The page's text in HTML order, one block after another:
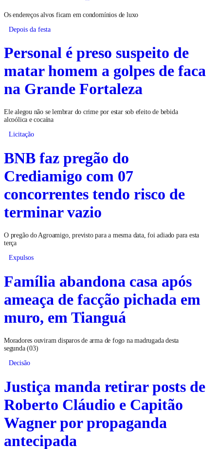
Os endereços alvos ficam em condomínios de luxo
Depois da festa
Personal é preso suspeito de
matar homem a golpes de faca
na Grande Fortaleza
Ele alegou não se lembrar do crime por estar sob efeito de bebida
alcoólica e cocaína
Licitação
BNB faz pregão do
Crediamigo com 07
concorrentes tendo risco de
terminar vazio
O pregão do Agroamigo, previsto para a mesma data, foi adiado para esta
terça
Expulsos
Família abandona casa após
ameaça de facção pichada em
muro, em Tianguá
Moradores ouviram disparos de arma de fogo na madrugada desta
segunda (03)
Decisão
Justiça manda retirar posts de
Roberto Cláudio e Capitão
Wagner por propaganda
antecipada